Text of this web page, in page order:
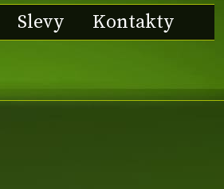
Slevy Kontakty